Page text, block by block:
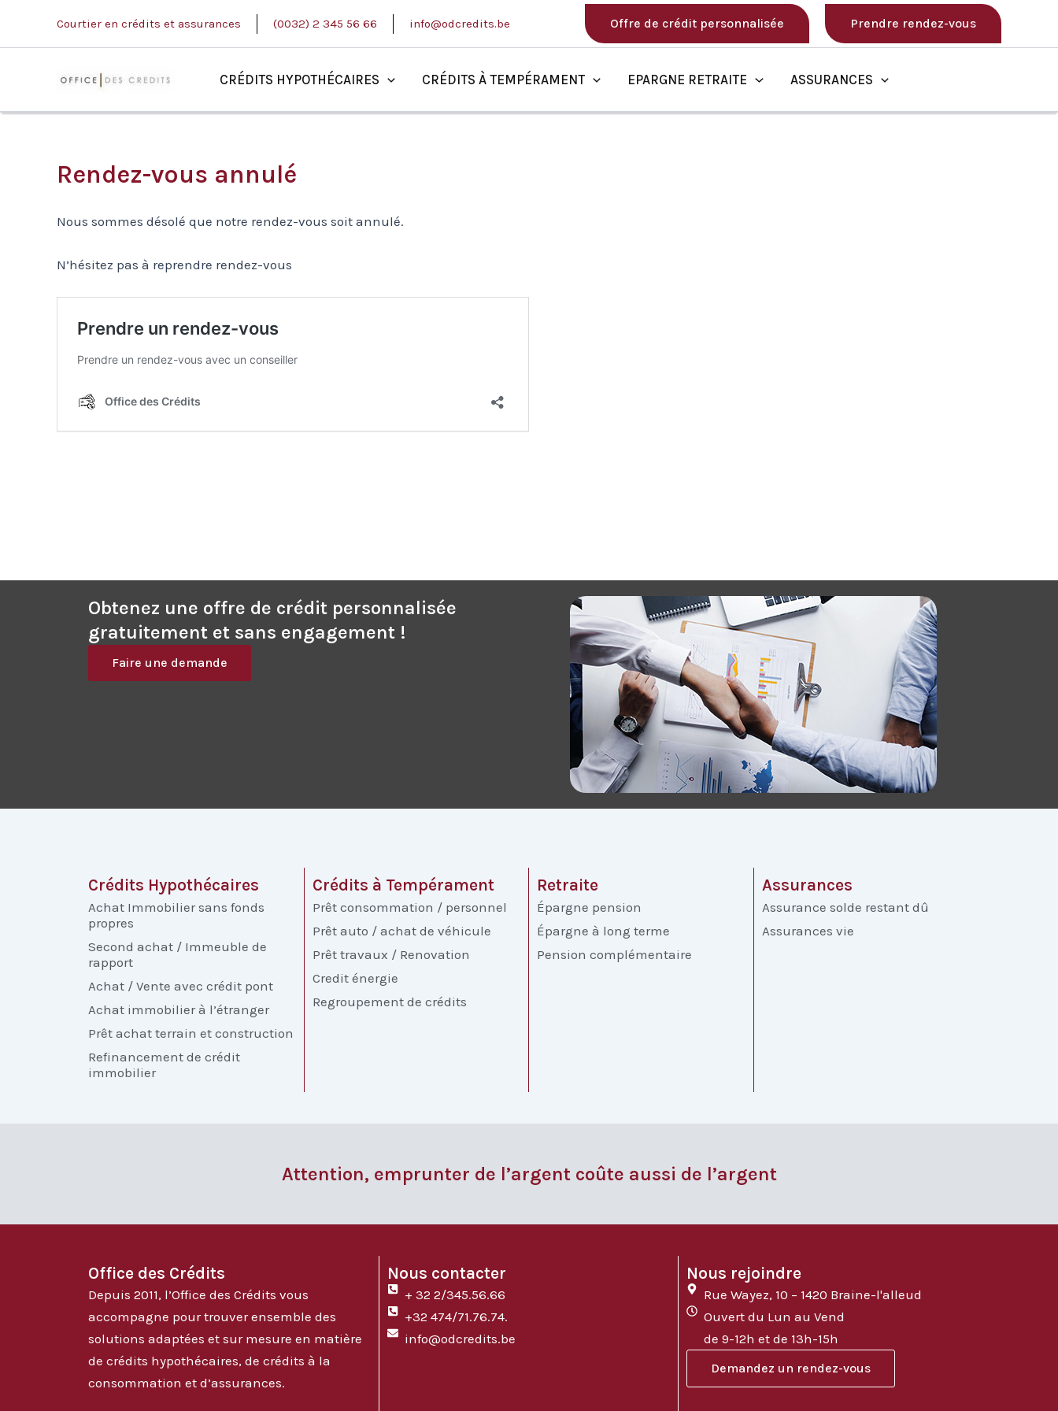
Courtier en crédits et assurances (0032) 2 345 56 66 info@odcredits.be Offre de crédit personnalisée Prendre rendez-vous
CRÉDITS HYPOTHÉCAIRES CRÉDITS À TEMPÉRAMENT EPARGNE RETRAITE ASSURANCES
Rendez-vous annulé
Nous sommes désolé que notre rendez-vous soit annulé.
N’hésitez pas à reprendre rendez-vous
Obtenez une offre de crédit personnalisée
gratuitement et sans engagement !
Faire une demande
Crédits Hypothécaires
Achat Immobilier sans fonds
propres
Second achat / Immeuble de
rapport
Achat / Vente avec crédit pont
Achat immobilier à l’étranger
Prêt achat terrain et construction
Refinancement de crédit
immobilier
Crédits à Tempérament
Prêt consommation / personnel
Prêt auto / achat de véhicule
Prêt travaux / Renovation
Credit énergie
Regroupement de crédits
Retraite
Épargne pension
Épargne à long terme
Pension complémentaire
Assurances
Assurance solde restant dû
Assurances vie
Attention, emprunter de l’argent coûte aussi de l’argent
Office des Crédits
Depuis 2011, l’Office des Crédits vous
accompagne pour trouver ensemble des
solutions adaptées et sur mesure en matière
de crédits hypothécaires, de crédits à la
consommation et d’assurances.
Nous contacter
+ 32 2/345.56.66
+32 474/71.76.74.
info@odcredits.be
Nous rejoindre
Rue Wayez, 10 – 1420 Braine-l'alleud
Ouvert du Lun au Vend
de 9-12h et de 13h-15h
Demandez un rendez-vous